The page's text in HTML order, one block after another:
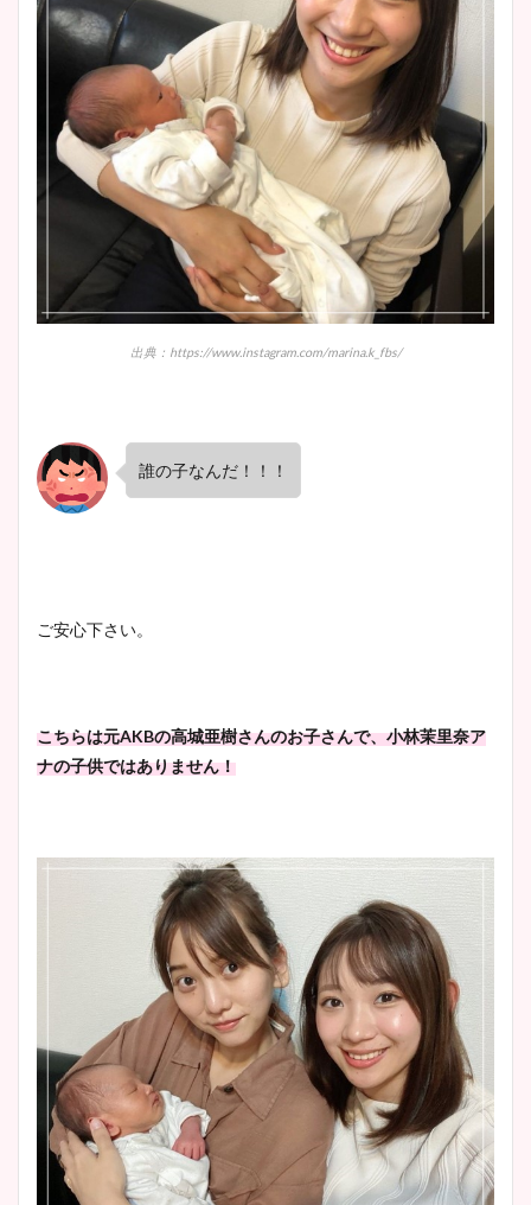
出典：https://www.instagram.com/marina.k_fbs/
誰の子なんだ！！！
ご安心下さい。
こちらは元AKBの高城亜樹さんのお子さんで、小林茉里奈ア
ナの子供ではありません！